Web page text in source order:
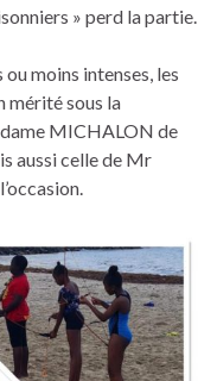
» perd la partie.
moins intenses, les
mérité sous la
MICHALON de
aussi celle de Mr